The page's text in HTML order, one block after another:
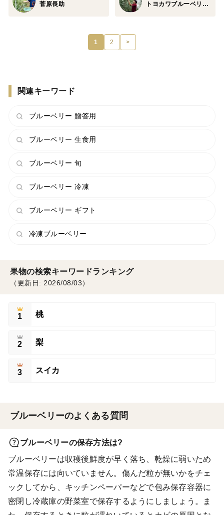
菅原長助 トヨカワブルーベリーヒルズ
1 2 >
関連キーワード
ブルーベリー 贈答用
ブルーベリー 生食用
ブルーベリー 旬
ブルーベリー 冷凍
ブルーベリー ギフト
冷凍ブルーベリー
果物の検索キーワードランキング
（更新日: 2026/08/03）
1 桃
2 梨
3 スイカ
ブルーベリーのよくある質問
ブルーベリーの保存方法は?
ブルーベリーは収穫後鮮度が早く落ち、乾燥に弱いため
常温保存には向いていません。傷んだ粒が無いかをチェ
ックしてから、キッチンペーパーなどで包み保存容器に
密閉し冷蔵庫の野菜室で保存するようにしましょう。ま